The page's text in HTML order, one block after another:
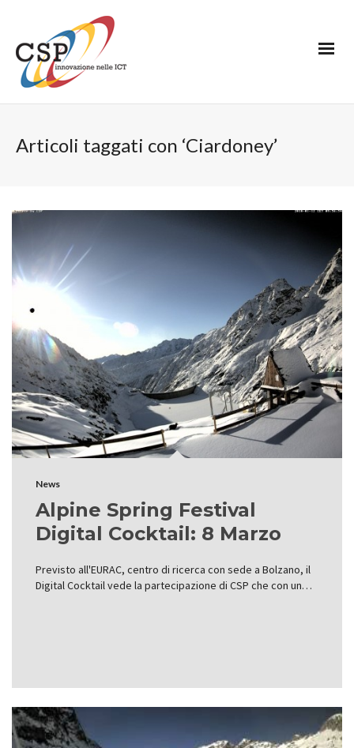
Articoli taggati con ‘Ciardoney’
News
Alpine Spring Festival
Digital Cocktail: 8 Marzo
Previsto all'EURAC, centro di ricerca con sede a Bolzano, il
Digital Cocktail vede la partecipazione di CSP che con un…